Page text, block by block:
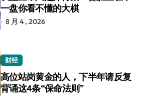
一盘你看不懂的大棋
8 月 4 , 2026
财经
高位站岗黄金的人，下半年请反复
背诵这4条“保命法则”